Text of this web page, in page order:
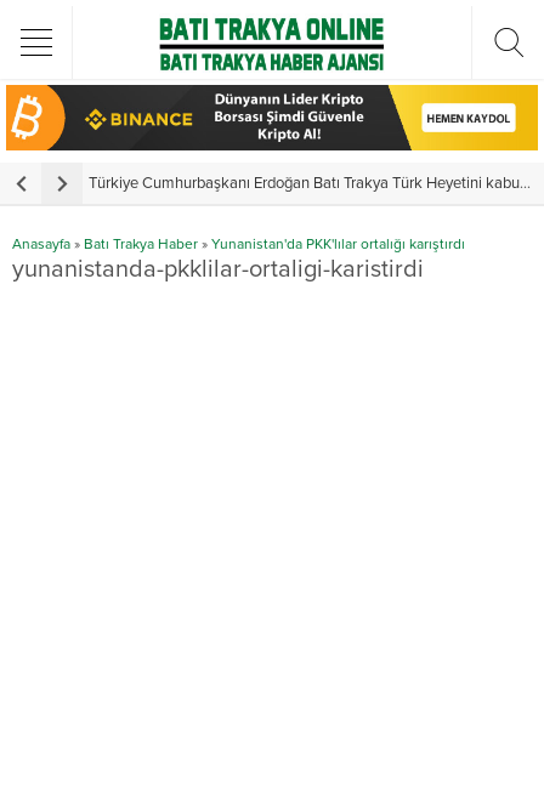
Türkiye Cumhurbaşkanı Erdoğan Batı Trakya Türk Heyetini kabul etti
Anasayfa » Batı Trakya Haber » Yunanistan'da PKK'lılar ortalığı karıştırdı
yunanistanda-pkklilar-ortaligi-karistirdi